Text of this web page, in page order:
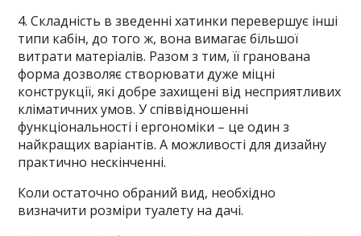
4. Складність в зведенні хатинки перевершує інші
типи кабін, до того ж, вона вимагає більшої
витрати матеріалів. Разом з тим, її гранована
форма дозволяє створювати дуже міцні
конструкції, які добре захищені від несприятливих
кліматичних умов. У співвідношенні
функціональності і ергономіки – це один з
найкращих варіантів. А можливості для дизайну
практично нескінченні.
Коли остаточно обраний вид, необхідно
визначити розміри туалету на дачі.